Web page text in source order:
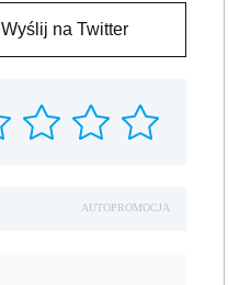
Wyślij na Twitter
AUTOPROMOCJA